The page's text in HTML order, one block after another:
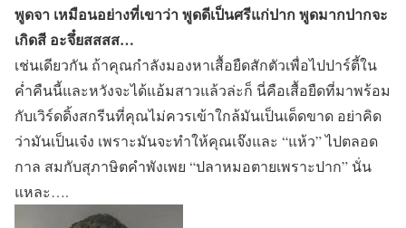
พูดจา เหมือนอย่างที่เขาว่า พูดดีเป็นศรีแก่ปาก พูดมากปากจะ
เกิดสี อะจึ๋ยสสสส…
เช่นเดียวกัน ถ้าคุณกำลังมองหาเสื้อยืดสักตัวเพื่อไปปาร์ตี้ใน
ค่ำคืนนี้และหวังจะได้แอ้มสาวแล้วล่ะก็ นี่คือเสื้อยืดที่มาพร้อม
กับเวิร์ดดิ้งสกรีนที่คุณไม่ควรเข้าใกล้มันเป็นเด็ดขาด อย่าคิด
ว่ามันเป็นเจ๋ง เพราะมันจะทำให้คุณเจ๊งและ “แห้ว” ไปตลอด
กาล สมกับสุภาษิตคำพังเพย “ปลาหมอตายเพราะปาก” นั่น
แหละ….